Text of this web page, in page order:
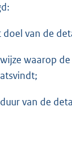
doel van de
waarop
van de